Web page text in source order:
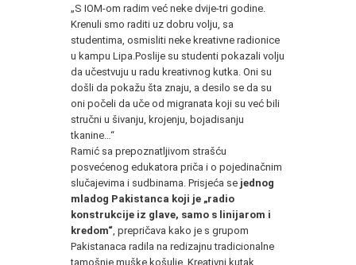
„S IOM-om radim već neke dvije-tri godine.
Krenuli smo raditi uz dobru volju, sa
studentima, osmisliti neke kreativne radionice
u kampu Lipa.Poslije su studenti pokazali volju
da učestvuju u radu kreativnog kutka. Oni su
došli da pokažu šta znaju, a desilo se da su
oni počeli da uče od migranata koji su već bili
stručni u šivanju, krojenju, bojadisanju
tkanine…“
Ramić sa prepoznatljivom strašću
posvećenog edukatora priča i o pojedinačnim
slučajevima i sudbinama. Prisjeća se jednog
mladog Pakistanca koji je „radio
konstrukcije iz glave, samo s linijarom i
kredom“, prepričava kako je s grupom
Pakistanaca radila na redizajnu tradicionalne
tamošnje muške košulje. Kreativni kutak